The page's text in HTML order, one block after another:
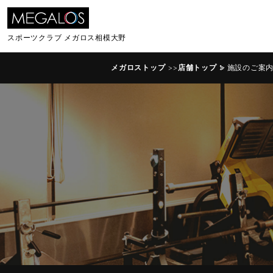
スポーツクラブ メガロス相模大野
メガロストップ >>店舗トップ 施設のご案内